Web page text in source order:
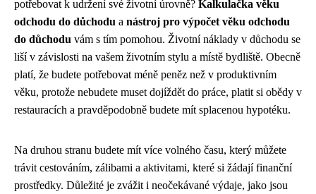
potřebovat k udržení své životní úrovně? Kalkulačka věku
odchodu do důchodu a nástroj pro výpočet věku odchodu
do důchodu vám s tím pomohou. Životní náklady v důchodu se
liší v závislosti na vašem životním stylu a místě bydliště. Obecně
platí, že budete potřebovat méně peněz než v produktivním
věku, protože nebudete muset dojíždět do práce, platit si obědy v
restauracích a pravděpodobně budete mít splacenou hypotéku.
Na druhou stranu budete mít více volného času, který můžete
trávit cestováním, zálibami a aktivitami, které si žádají finanční
prostředky. Důležité je zvážit i neočekávané výdaje, jako jsou